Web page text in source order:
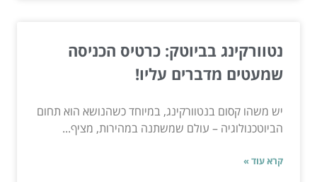
נטוורקינג בביוטק: כרטיס הכניסה
שמעטים מדברים עליו!
יש משהו קסום בנטוורקינג, במיוחד כשהנושא הוא תחום
הביוטכנולוגיה – עולם שמשתנה במהירות, מציף...
קרא עוד »